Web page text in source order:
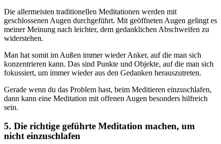
Die allermeisten traditionellen Meditationen werden mit
geschlossenen Augen durchgeführt. Mit geöffneten Augen gelingt es
meiner Meinung nach leichter, dem gedanklichen Abschweifen zu
widerstehen.
Man hat somit im Außen immer wieder Anker, auf die man sich
konzentrieren kann. Das sind Punkte und Objekte, auf die man sich
fokussiert, um immer wieder aus den Gedanken herauszutreten.
Gerade wenn du das Problem hast, beim Meditieren einzuschlafen,
dann kann eine Meditation mit offenen Augen besonders hilfreich
sein.
5. Die richtige geführte Meditation machen, um
nicht einzuschlafen